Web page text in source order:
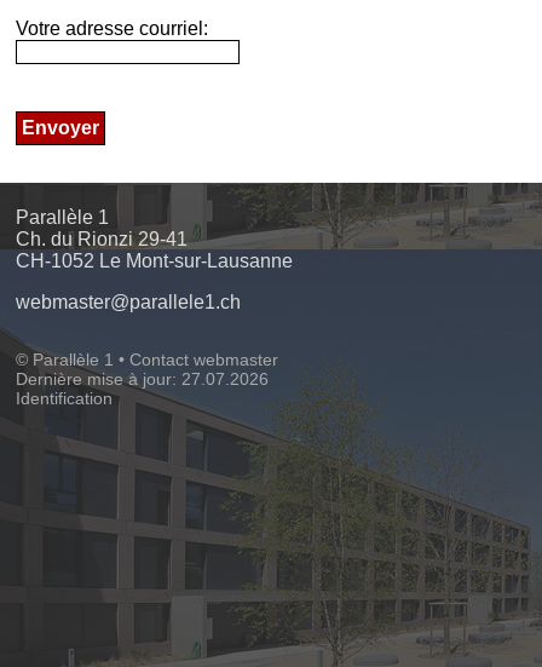
Votre adresse courriel:
Parallèle 1
Ch. du Rionzi 29-41
CH-1052 Le Mont-sur-Lausanne
webmaster@parallele1.ch
© Parallèle 1 •Contact webmaster
Dernière mise à jour: 27.07.2026
Identification